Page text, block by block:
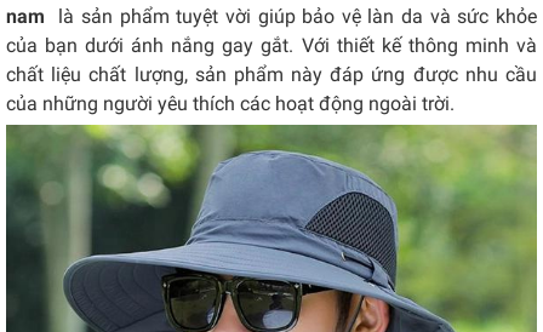
nam là sản phẩm tuyệt vời giúp bảo vệ làn da và sức khỏe
của bạn dưới ánh nắng gay gắt. Với thiết kế thông minh và
chất liệu chất lượng, sản phẩm này đáp ứng được nhu cầu
của những người yêu thích các hoạt động ngoài trời.